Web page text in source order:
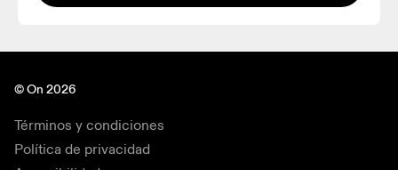
© On 2026
Términos y condiciones
Política de privacidad